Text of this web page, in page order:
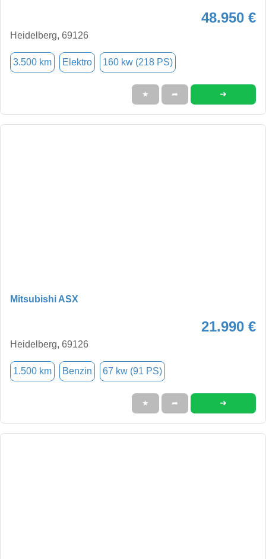
48.950 €
Heidelberg, 69126
3.500 km Elektro 160 kw (218 PS)
★ ➦ ➜
Mitsubishi ASX
21.990 €
Heidelberg, 69126
1.500 km Benzin 67 kw (91 PS)
★ ➦ ➜